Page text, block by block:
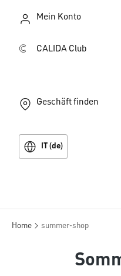
Mein Konto
CALIDA Club
Geschäft finden
IT (de)
Home summer-shop